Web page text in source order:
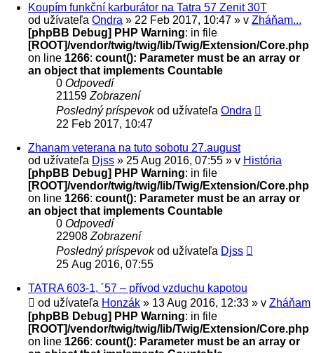
Koupím funkční karburátor na Tatra 57 Zenit 30T
od užívateľa Ondra » 22 Feb 2017, 10:47 » v Zháňam...
[phpBB Debug] PHP Warning: in file
[ROOT]/vendor/twig/twig/lib/Twig/Extension/Core.php
on line 1266: count(): Parameter must be an array or
an object that implements Countable
0 Odpovedí
21159 Zobrazení
Posledný príspevokod užívateľa Ondra
22 Feb 2017, 10:47
Zhanam veterana na tuto sobotu 27.august
od užívateľa Djss » 25 Aug 2016, 07:55 » v História
[phpBB Debug] PHP Warning: in file
[ROOT]/vendor/twig/twig/lib/Twig/Extension/Core.php
on line 1266: count(): Parameter must be an array or
an object that implements Countable
0 Odpovedí
22908 Zobrazení
Posledný príspevokod užívateľa Djss
25 Aug 2016, 07:55
TATRA 603-1, ´57 – přívod vzduchu kapotou
od užívateľa Honzák » 13 Aug 2016, 12:33 » v Zháňam
[phpBB Debug] PHP Warning: in file
[ROOT]/vendor/twig/twig/lib/Twig/Extension/Core.php
on line 1266: count(): Parameter must be an array or